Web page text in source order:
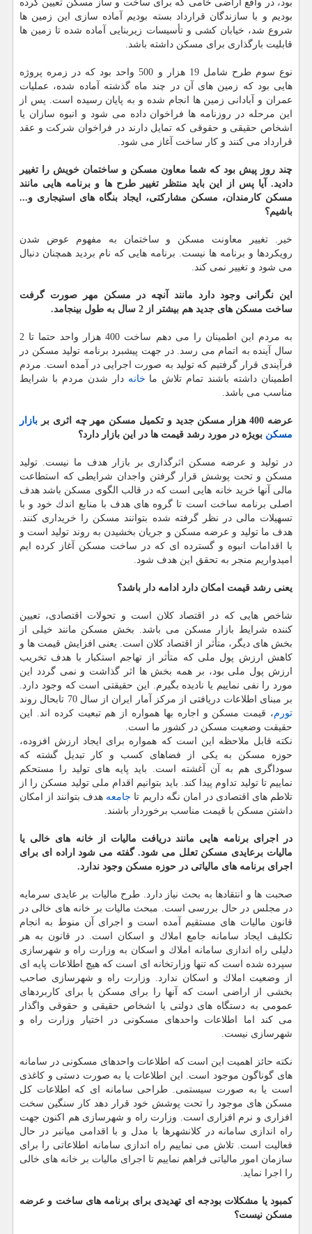
بود، در واقع اراضی خامی كه برای ساخت و ساز مسكن تعیین كرده
بودیم و با سازندگان قرارداد بسته بودیم آماده سازی این زمین ها
شروع شد، خیابان كشی و تأسیسات زیربنایی آماده شده تا زمین ها
قابلیت بارگذاری برای مسكن داشته باشد.
نوع سوم طرح شامل 19 هزار و 500 واحد بود كه در زمره پروژه
هایی بود كه زمین های آن در چند ماه گذشته آماده شده، عملیات
عمران و آبادانی زمین ها انجام شده و به پایان رسیده است. پس از
این مرحله در روزنامه ها فراخوان داده می شود و انبوه سازان یا
اشخاص حقیقی و حقوقی كه تمایل دارند در فراخوان شركت و عقد
قرارداد می كنند و كار ساخت آغاز می شود.
چند روز پیش بود كه شما معاون مسكن و ساختمان خویش را تغییر
دادید. آیا پس از این باید منتظر تغییر طرح ها و برنامه هایی مانند
مسكن كارمندان، مسكن مشاركتی، ایجاد بنگاه های استیجاری و...
باشیم؟
خیر. تغییر معاونت مسكن و ساختمان به مفهوم عوض شدن
رویكردها و برنامه ها نیست. برنامه هایی كه نام بردید همچنان دنبال
می شود و تغییر نمی كند.
این نگرانی وجود دارد مانند آنچه در مسكن مهر صورت گرفت
ساخت مسكن های جدید هم بیشتر از 2 سال به طول بینجامد.
به مردم این اطمینان را می دهم ساخت 400 هزار واحد حتما تا 2
سال آینده به اتمام می رسد. در جهت پیشبرد برنامه تولید مسكن در
فرآیندی قرار گرفتیم كه تولید به صورت اجرایی در آمده است. مردم
اطمینان داشته باشند تمام تلاش ما خانه دار شدن مردم با شرایط
مناسب می باشد.
عرضه 400 هزار مسكن جدید و تكمیل مسكن مهر چه اثری بر
بازار
مسكن بویژه در مورد رشد قیمت ها در این بازار دارد؟
در تولید و عرضه مسكن اثرگذاری بر بازار هدف ما نیست. تولید
مسكن و تحت پوشش قرار گرفتن واجدان شرایطی كه استطاعت
مالی آنها خرید خانه هایی است كه در قالب الگوی مسكن باشد هدف
اصلی برنامه ساخت است تا گروه های هدف با منابع اندك خود و با
تسهیلات مالی در نظر گرفته شده بتوانند مسكن را خریداری كنند.
هدف ما تولید و عرضه مسكن و جریان بخشیدن به روند تولید است و
با اقدامات انبوه و گسترده ای كه در ساخت مسكن آغاز كرده ایم
امیدواریم منجر به تحقق این هدف شود.
یعنی رشد قیمت امكان دارد ادامه دار باشد؟
شاخص هایی كه در اقتصاد كلان است و تحولات اقتصادی، تعیین
كننده شرایط بازار مسكن می باشد. بخش مسكن مانند خیلی از
بخش های دیگر، متأثر از اقتصاد كلان است. یعنی افزایش قیمت ها و
كاهش ارزش پول ملی كه متأثر از تهاجم استكبار با هدف تخریب
ارزش پول ملی بود، بر همه بخش ها اثر گذاشت و نمی گردد این
مورد را نفی نماییم یا نادیده بگیرم. این حقیقتی است كه وجود دارد.
بر مبنای اطلاعات دریافتی از مركز آمار ایران از سال 70 تابحال روند
تورم، قیمت مسكن و اجاره بها همواره از هم تبعیت كرده اند. این
حقیقت وضعیت مسكن در كشور ما است.
نكته قابل ملاحظه این است كه همواره برای ایجاد ارزش افزوده،
حوزه مسكن به یكی از فضاهای كسب و كار تبدیل گشته كه
سوداگری هم به آن آغشته است. باید پایه های تولید را مستحكم
نماییم تا تولید تداوم پیدا كند. باید بتوانیم اقدام ملی تولید مسكن را از
تلاطم های اقتصادی در امان نگه داریم تا جامعه هدف بتوانند از امكان
داشتن مسكن با قیمت مناسب برخوردار باشند.
در اجرای برنامه هایی مانند دریافت مالیات از خانه های خالی یا
مالیات برعایدی مسكن تعلل می شود. گفته می شود اراده ای برای
اجرای برنامه های مالیاتی در حوزه مسكن وجود ندارد.
صحبت ها و انتقادها به بحث نیاز دارد. طرح مالیات بر عایدی سرمایه
در مجلس در حال بررسی است. مبحث مالیات بر خانه های خالی در
قانون مالیات های مستقیم آمده است و اجرای آن منوط به انجام
تكلیف ایجاد سامانه جامع املاك و اسكان است. در قانون به هر
دلیلی راه اندازی سامانه املاك و اسكان به وزارت راه و شهرسازی
سپرده شده است كه تنها وزارتخانه ای است كه هیچ اطلاعات پایه ای
از وضعیت املاك و اسكان ندارد. وزارت راه و شهرسازی صاحب
بخشی از اراضی است كه آنها را برای مسكن یا برای كاربردهای
عمومی به دستگاه های دولتی یا اشخاص حقیقی و حقوقی واگذار
می كند اما اطلاعات واحدهای مسكونی در اختیار وزارت راه و
شهرسازی نیست.
نكته حائز اهمیت این است كه اطلاعات واحدهای مسكونی در سامانه
های گوناگون موجود است. این اطلاعات یا به صورت دستی و كاغذی
است یا به صورت سیستمی. طراحی سامانه ای كه اطلاعات كل
مسكن های موجود را تحت پوشش خود قرار دهد كار سنگین سخت
افزاری و نرم افزاری است. وزارت راه و شهرسازی هم اكنون جهت
راه اندازی سامانه در كلانشهرها با مدل و با اقدامی میانبر در حال
فعالیت است. تلاش می نماییم راه اندازی سامانه اطلاعاتی را برای
سازمان امور مالیاتی فراهم نماییم تا اجرای مالیات بر خانه های خالی
را اجرا نماید.
كمبود یا مشكلات بودجه ای تهدیدی برای برنامه های ساخت و عرضه
مسكن نیست؟